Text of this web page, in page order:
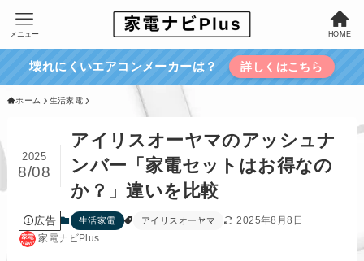
HOME
メニュー
壊れにくいエアコンメーカーは？ 詳しくはこちら
ホーム 生活家電
アイリスオーヤマのアッシュナ
ンバー「家電セットはお得なの
か？」違いを比較
2025
8/08
広告 生活家電 アイリスオーヤマ
2025年8月8日
家電ナビPlus